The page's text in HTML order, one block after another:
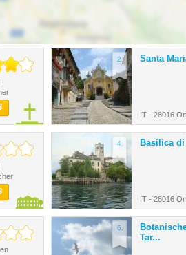
2. Santa
IT - 28016
4. Basilica
IT - 28016
6.
Tar...